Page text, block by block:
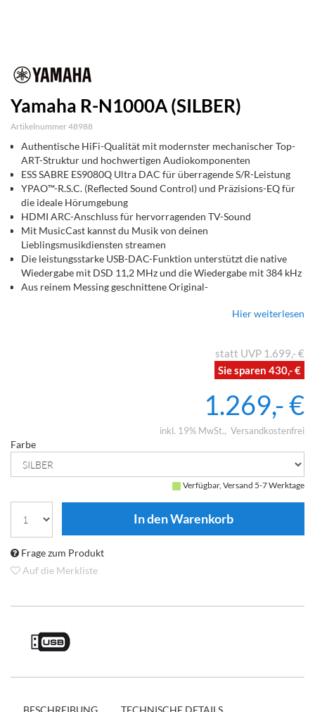
Yamaha R-N1000A (SILBER)
Artikelnummer 48988
Authentische HiFi-Qualität mit modernster mechanischer Top-
ART-Struktur und hochwertigen Audiokomponenten
ESS SABRE ES9080Q Ultra DAC für überragende S/R-Leistung
YPAO™-R.S.C. (Reflected Sound Control) und Präzisions-EQ für
die ideale Hörumgebung
HDMI ARC-Anschluss für hervorragenden TV-Sound
Mit MusicCast kannst du Musik von deinen
Lieblingsmusikdiensten streamen
Die leistungsstarke USB-DAC-Funktion unterstützt die native
Wiedergabe mit DSD 11,2 MHz und die Wiedergabe mit 384 kHz
Aus reinem Messing geschnittene Original-
Hier weiterlesen
1.699,- €
430,- €
1.269,- €
inkl. 19% MwSt. Versandkostenfrei
Farbe
Verfügbar, Versand 5-7 Werktage
Frage zum Produkt
Auf die Merkliste